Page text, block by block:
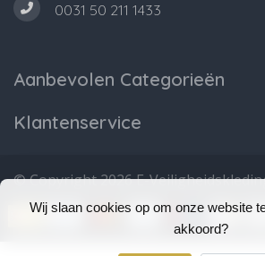
Wij slaan cookies op om onze website
akkoord?
0031 50 211 1433
Aanbevolen Categorieën
Klantenservice
© Copyright 2026 E-